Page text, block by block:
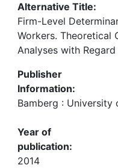
Alternative Title:
Firm-Level
Workers. Theoretical
Analyses with
Publisher
Information:
Bamberg : University
Year of
publication:
2014